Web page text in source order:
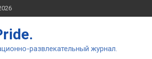
развлекательный журнал.